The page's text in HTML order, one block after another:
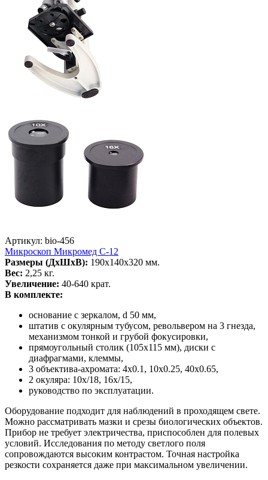
Артикул: bio-456
Микроскоп Микромед С-12
Размеры (ДхШхВ): 190х140х320 мм.
Вес: 2,25 кг.
Увеличение: 40-640 крат.
В комплекте:
основание с зеркалом, d 50 мм,
штатив с окулярным тубусом, револьвером на 3 гнезда,
механизмом тонкой и грубой фокусировки,
прямоугольный столик (105х115 мм), диски с
диафрагмами, клеммы,
3 объектива-ахромата: 4х0.1, 10х0.25, 40х0.65,
2 окуляра: 10х/18, 16х/15,
руководство по эксплуатации.
Оборудование подходит для наблюдений в проходящем свете.
Можно рассматривать мазки и срезы биологических объектов.
Прибор не требует электричества, приспособлен для полевых
условий. Исследования по методу светлого поля
сопровождаются высоким контрастом. Точная настройка
резкости сохраняется даже при максимальном увеличении.